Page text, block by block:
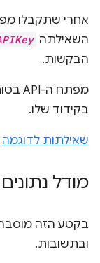
השאילתה
הבקשות.
בקידוד שלו.
שאילתות לדוגמה
מודל נתונים
בקטע הזה
ובתשובות.